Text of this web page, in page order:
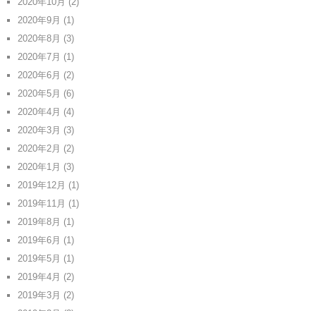
2020年9月 (1)
2020年8月 (3)
2020年7月 (1)
2020年6月 (2)
2020年5月 (6)
2020年4月 (4)
2020年3月 (3)
2020年2月 (2)
2020年1月 (3)
2019年12月 (1)
2019年11月 (1)
2019年8月 (1)
2019年6月 (1)
2019年5月 (1)
2019年4月 (2)
2019年3月 (2)